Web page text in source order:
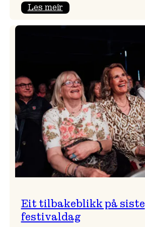
Les meir:
Eit tilbakeblikk på siste
festivaldag